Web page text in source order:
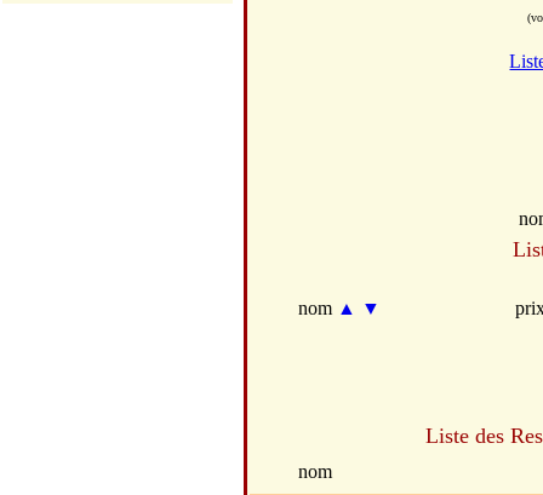
nom ▲ ▼
Liste des
nom